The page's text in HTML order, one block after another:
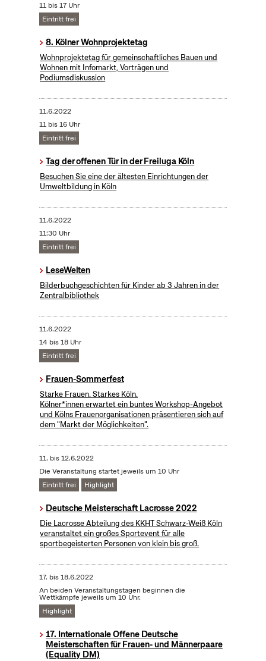
11 bis 17 Uhr
Eintritt frei
8. Kölner Wohnprojektetag
Wohnprojektetag für gemeinschaftliches Bauen und
Wohnen mit Infomarkt, Vorträgen und
Podiumsdiskussion
11.6.2022
11 bis 16 Uhr
Eintritt frei
Tag der offenen Tür in der Freiluga Köln
Besuchen Sie eine der ältesten Einrichtungen der
Umweltbildung in Köln
11.6.2022
11:30 Uhr
Eintritt frei
LeseWelten
Bilderbuchgeschichten für Kinder ab 3 Jahren in der
Zentralbibliothek
11.6.2022
14 bis 18 Uhr
Eintritt frei
Frauen-Sommerfest
Starke Frauen. Starkes Köln.
Kölner*innen erwartet ein buntes Workshop-Angebot
und Kölns Frauenorganisationen präsentieren sich auf
dem "Markt der Möglichkeiten".
11. bis12.6.2022
Die Veranstaltung startet jeweils um 10 Uhr
Eintritt frei
Highlight
Deutsche Meisterschaft Lacrosse 2022
Die Lacrosse Abteilung des KKHT Schwarz-Weiß Köln
veranstaltet ein großes Sportevent für alle
sportbegeisterten Personen von klein bis groß.
17. bis18.6.2022
An beiden Veranstaltungstagen beginnen die
Wettkämpfe jeweils um 10 Uhr.
Highlight
17. Internationale Offene Deutsche
Meisterschaften für Frauen- und Männerpaare
(Equality DM)